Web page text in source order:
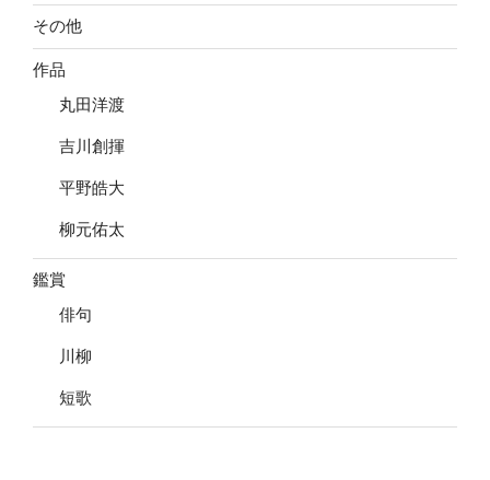
その他
作品
丸田洋渡
吉川創揮
平野皓大
柳元佑太
鑑賞
俳句
川柳
短歌